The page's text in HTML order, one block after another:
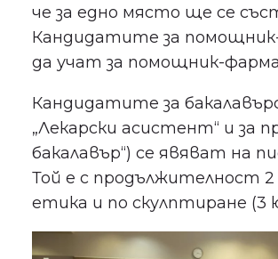
че за едно място ще се
Кандидатите за
да учат за помощник-
Кандидатите за
„Лекарски асистент“ и за
бакалавър“) се явяват на
Той е с продължителност
етика и по скулптиране (3